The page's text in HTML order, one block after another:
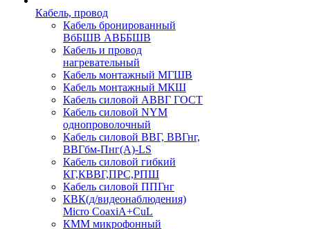
Кабель, провод
Кабель бронированный
ВбБШВ АВББШВ
Кабель и провод
нагревательный
Кабель монтажный МГШВ
Кабель монтажный МКШ
Кабель силовой АВВГ ГОСТ
Кабель силовой NYM
однопроволочный
Кабель силовой ВВГ, ВВГнг,
ВВГбм-Пнг(А)-LS
Кабель силовой гибкий
КГ,КВВГ,ПРС,РПШ
Кабель силовой ППГнг
КВК(д/видеонаблюдения)
Micro CoaxiA+CuL
КММ микрофонный